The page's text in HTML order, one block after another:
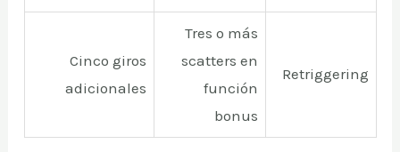
Retriggering
Tres o más
scatters en
función
bonus
Cinco giros
adicionales